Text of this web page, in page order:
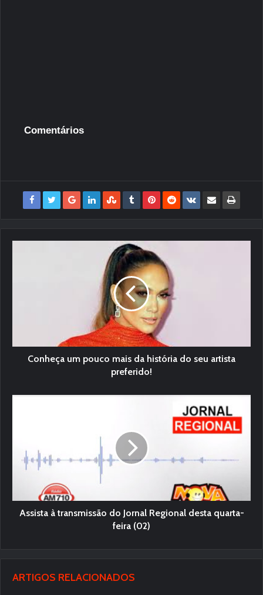
Comentários
Conheça um pouco mais da história do seu artista
preferido!
Assista à transmissão do Jornal Regional desta quarta-
feira (02)
ARTIGOS RELACIONADOS